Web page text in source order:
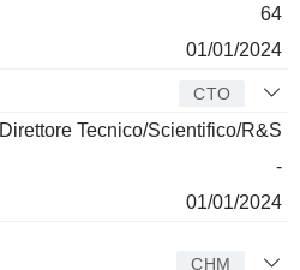
64
01/01/2024
CTO
Direttore Tecnico/Scientifico/R&S
-
01/01/2024
CHM